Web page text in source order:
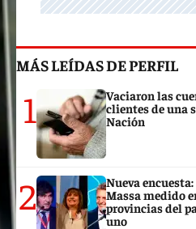
MÁS LEÍDAS DE PERFIL
1
Vaciaron las
clientes de una
Nación
2
Nueva
Massa medido
provincias del
uno